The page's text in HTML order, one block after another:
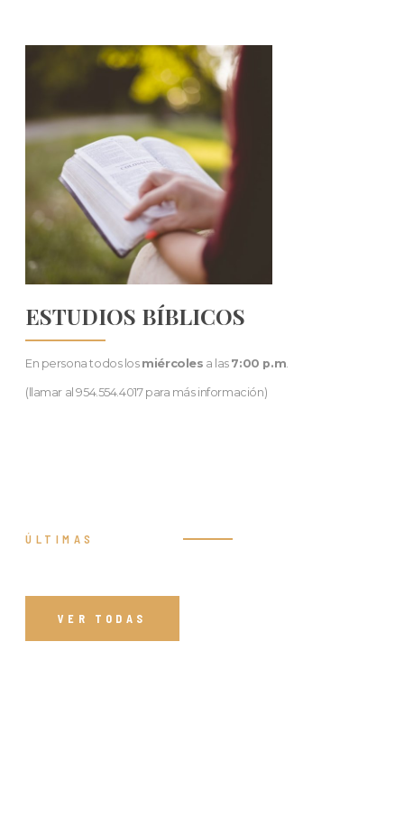
ESTUDIOS BÍBLICOS
En persona todos los miércoles a las 7:00 p.m.
(llamar al 954.554.4017 para más información)
ÚLTIMAS
VER TODAS